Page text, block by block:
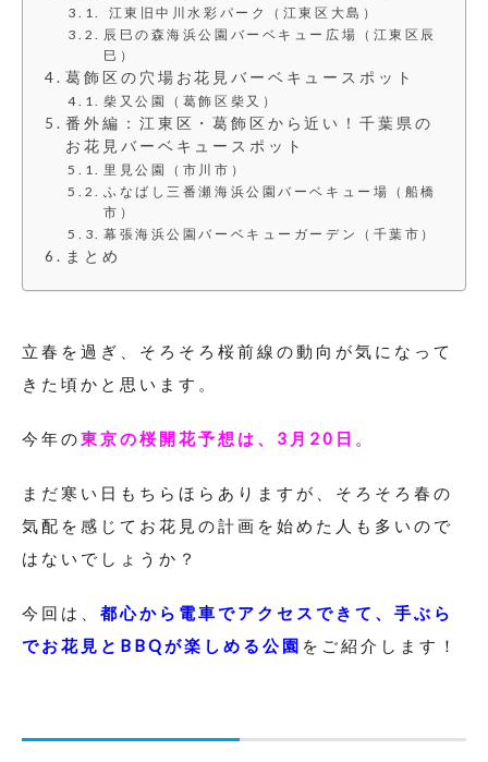
江東旧中川水彩パーク（江東区大島）
辰巳の森海浜公園バーベキュー広場（江東区辰
巳）
葛飾区の穴場お花見バーベキュースポット
柴又公園（葛飾区柴又）
番外編：江東区・葛飾区から近い！千葉県の
お花見バーベキュースポット
里見公園（市川市）
ふなばし三番瀬海浜公園バーベキュー場（船橋
市）
幕張海浜公園バーベキューガーデン（千葉市）
まとめ
立春を過ぎ、そろそろ桜前線の動向が気になって
きた頃かと思います。
今年の東京の桜開花予想は、3月20日 。
まだ寒い日もちらほらありますが、そろそろ春の
気配を感じてお花見の計画を始めた人も多いので
はないでしょうか？
今回は、 都心から電車でアクセスできて、手ぶら
でお花見とBBQが楽しめる公園 をご紹介します！